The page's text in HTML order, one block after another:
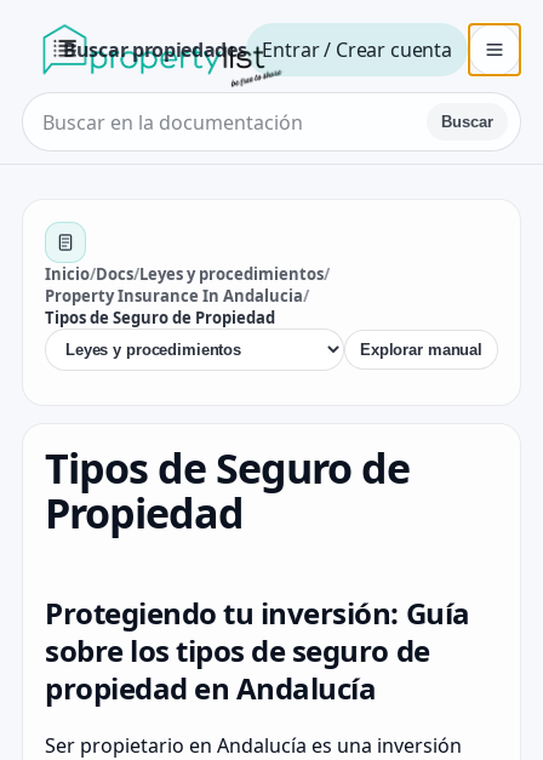
Buscar propiedades Entrar / Crear cuenta
Buscar
Inicio/Docs/Leyes y procedimientos/
Property Insurance In Andalucia/
Tipos de Seguro de Propiedad
Explorar manual
Tipos de Seguro de
Propiedad
Protegiendo tu inversión: Guía
sobre los tipos de seguro de
propiedad en Andalucía
Ser propietario en Andalucía es una inversión